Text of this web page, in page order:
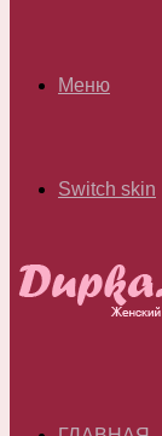
Меню
Switch skin